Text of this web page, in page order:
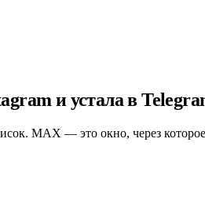
и устала в
MAX — это окно, через